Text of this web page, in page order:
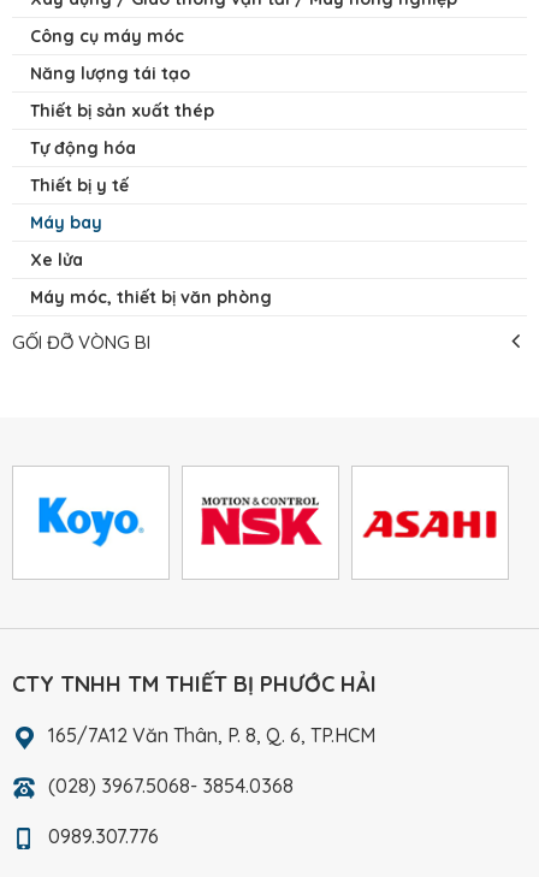
Công cụ máy móc
Năng lượng tái tạo
Thiết bị sản xuất thép
Tự động hóa
Thiết bị y tế
Máy bay
Xe lửa
Máy móc, thiết bị văn phòng
GỐI ĐỠ VÒNG BI
CTY TNHH TM THIẾT BỊ PHƯỚC HẢI
165/7A12 Văn Thân, P. 8, Q. 6, TP.HCM
(028) 3967.5068- 3854.0368
0989.307.776